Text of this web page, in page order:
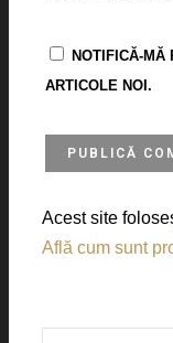
NOTIFICĂ-MĂ
ARTICOLE NOI.
Acest site
Află cum sunt